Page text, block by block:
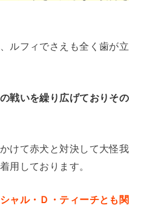
ルフィでさえも全く歯が立
戦いを繰り広げておりその
けて赤犬と対決して大怪我
用しております。
ャル・Ｄ・ティーチとも関